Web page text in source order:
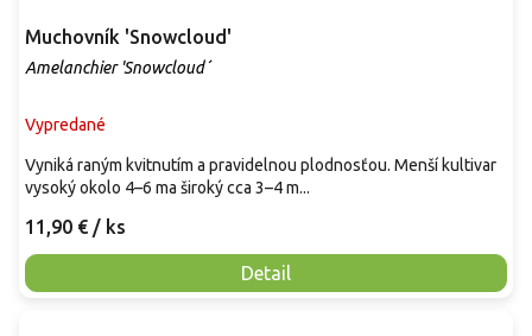
Muchovník 'Snowcloud'
Amelanchier 'Snowcloud´
Vypredané
11,90 € / ks
Detail
Vyniká raným kvitnutím a pravidelnou plodnosťou. Menší kultivar
vysoký okolo 4–6 ma široký cca 3–4 m...